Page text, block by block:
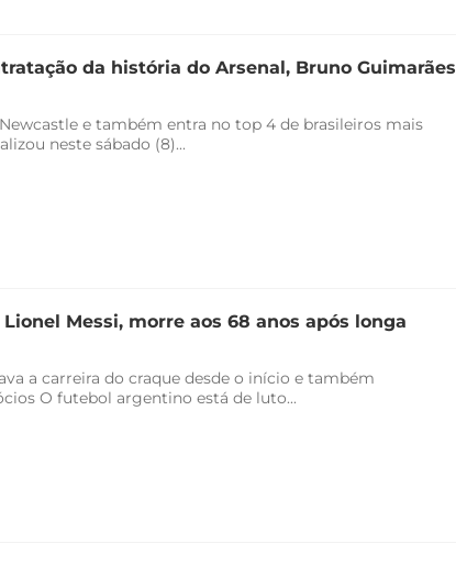
da história do Arsenal, Bruno Guimarães
e também entra no top 4 de brasileiros mais
neste sábado (8)...
Messi, morre aos 68 anos após longa
a carreira do craque desde o início e também
O futebol argentino está de luto...